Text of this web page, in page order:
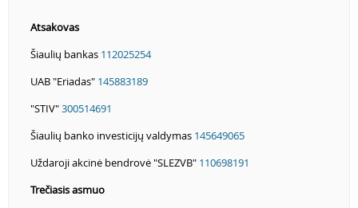
Atsakovas
Šiaulių bankas 112025254
UAB "Eriadas" 145883189
"STIV"300514691
Šiaulių banko investicijų valdymas 145649065
Uždaroji akcinė bendrovė "SLEZVB" 110698191
Trečiasis asmuo